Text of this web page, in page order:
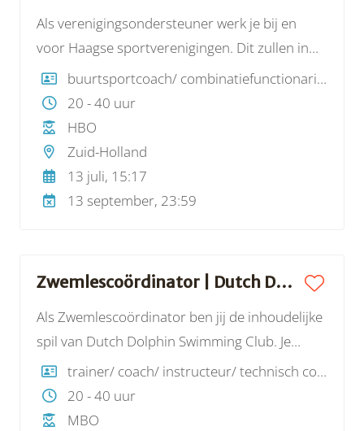
Als verenigingsondersteuner werk je bij en
voor Haagse sportverenigingen. Dit zullen in
ieder geval basketbalverenigingen zijn, maar
ook andere sportverenigingen behoren tot de
mogelijkheid. Doel van de functie is dat jij de
clubs ondersteunt en daarmee versterkt op
het gebied van een aantal thema’s, namelijk:
kaderontwikkeling (ontwikkeling van trainers),
de thema’s v
buurtsportcoach/ combinatiefunctionaris, trainer/ coach/ instructeur/ technisch coördinator
20 - 40 uur
HBO
Zuid-Holland
13 juli, 15:17
13 september, 23:59
Zwemlescoördinator | Dutch Dolphin Swimming Club
Als Zwemlescoördinator ben jij de inhoudelijke
spil van Dutch Dolphin Swimming Club. Je
coördineert de zwemlessen, bent het eerste
aanspreekpunt voor instructeurs en bewaakt
de kwaliteit van onze lessen.
trainer/ coach/ instructeur/ technisch coördinator
20 - 40 uur
MBO